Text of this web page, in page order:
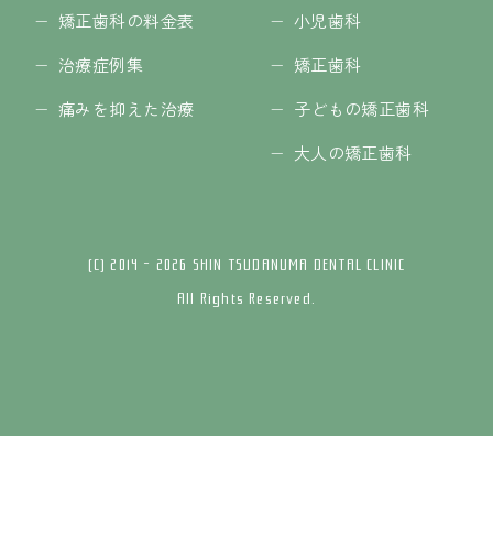
矯正歯科の料金表
治療症例集
痛みを抑えた治療
小児歯科
矯正歯科
子どもの矯正歯科
大人の矯正歯科
(C) 2014 - 2026 SHIN TSUDANUMA DENTAL CLINIC
All Rights Reserved.